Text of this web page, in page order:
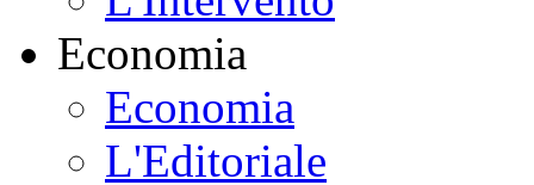
Economia
Economia
L'Editoriale